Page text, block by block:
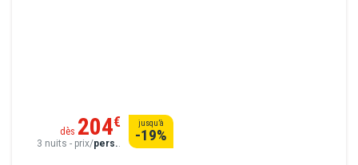
dès 204€
3 nuits - prix/pers.
jusqu’à
-19%